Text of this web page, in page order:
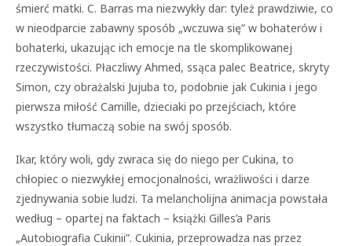
śmierć matki. C. Barras ma niezwykły dar: tyleż prawdziwie, co
w nieodparcie zabawny sposób „wczuwa się” w bohaterów i
bohaterki, ukazując ich emocje na tle skomplikowanej
rzeczywistości. Płaczliwy Ahmed, ssąca palec Beatrice, skryty
Simon, czy obrażalski Jujuba to, podobnie jak Cukinia i jego
pierwsza miłość Camille, dzieciaki po przejściach, które
wszystko tłumaczą sobie na swój sposób.
Ikar, który woli, gdy zwraca się do niego per Cukina, to
chłopiec o niezwykłej emocjonalności, wrażliwości i darze
zjednywania sobie ludzi. Ta melancholijna animacja powstała
według – opartej na faktach – książki Gilles’a Paris
„Autobiografia Cukinii”. Cukinia, przeprowadza nas przez